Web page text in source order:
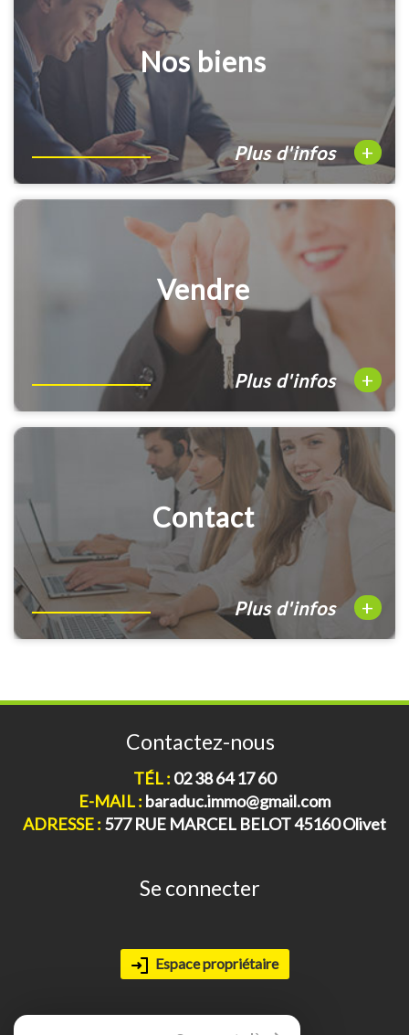
Nos biens
Plus d'infos +
Vendre
Plus d'infos +
Contact
Plus d'infos +
Contactez-nous
TÉL : 02 38 64 17 60
E-MAIL : baraduc.immo@gmail.com
ADRESSE : 577 RUE MARCEL BELOT 45160 Olivet
Se connecter
Espace propriétaire